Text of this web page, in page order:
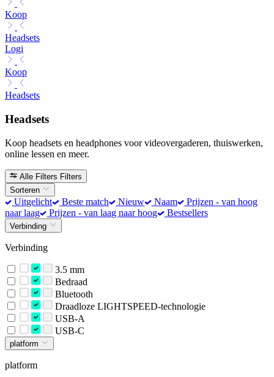
Koop
Headsets
Logi
Koop
Headsets
Headsets
Koop headsets en headphones voor videovergaderen, thuiswerken,
online lessen en meer.
Alle Filters Filters
Sorteren
Uitgelicht Beste match Nieuw Naam
Prijzen - van hoog
naar laag
Prijzen - van laag naar hoog Bestsellers
Verbinding
Verbinding
3.5 mm
Bedraad
Bluetooth
Draadloze LIGHTSPEED-technologie
USB-A
USB-C
platform
platform